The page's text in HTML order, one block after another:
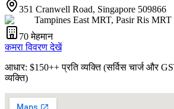
351 Cranwell Road, Singapore 509866
Tampines East MRT, Pasir Ris MRT
70 मेहमान
कमरा विवरण देखें
आधार: $150++ प्रति व्यक्ति(सर्विस चार्ज और
व्यक्ति)